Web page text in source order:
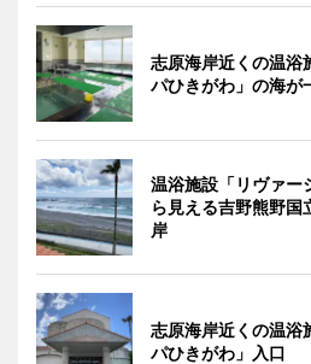
志原海岸近くの温浴
パひきがわ」の海が
温浴施設「リヴァー
ら見える吉野熊野国
岸
志原海岸近くの温浴
パひきがわ」入口